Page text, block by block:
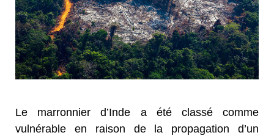
Le marronnier d’Inde a été classé comme
vulnérable en raison de la propagation d’un